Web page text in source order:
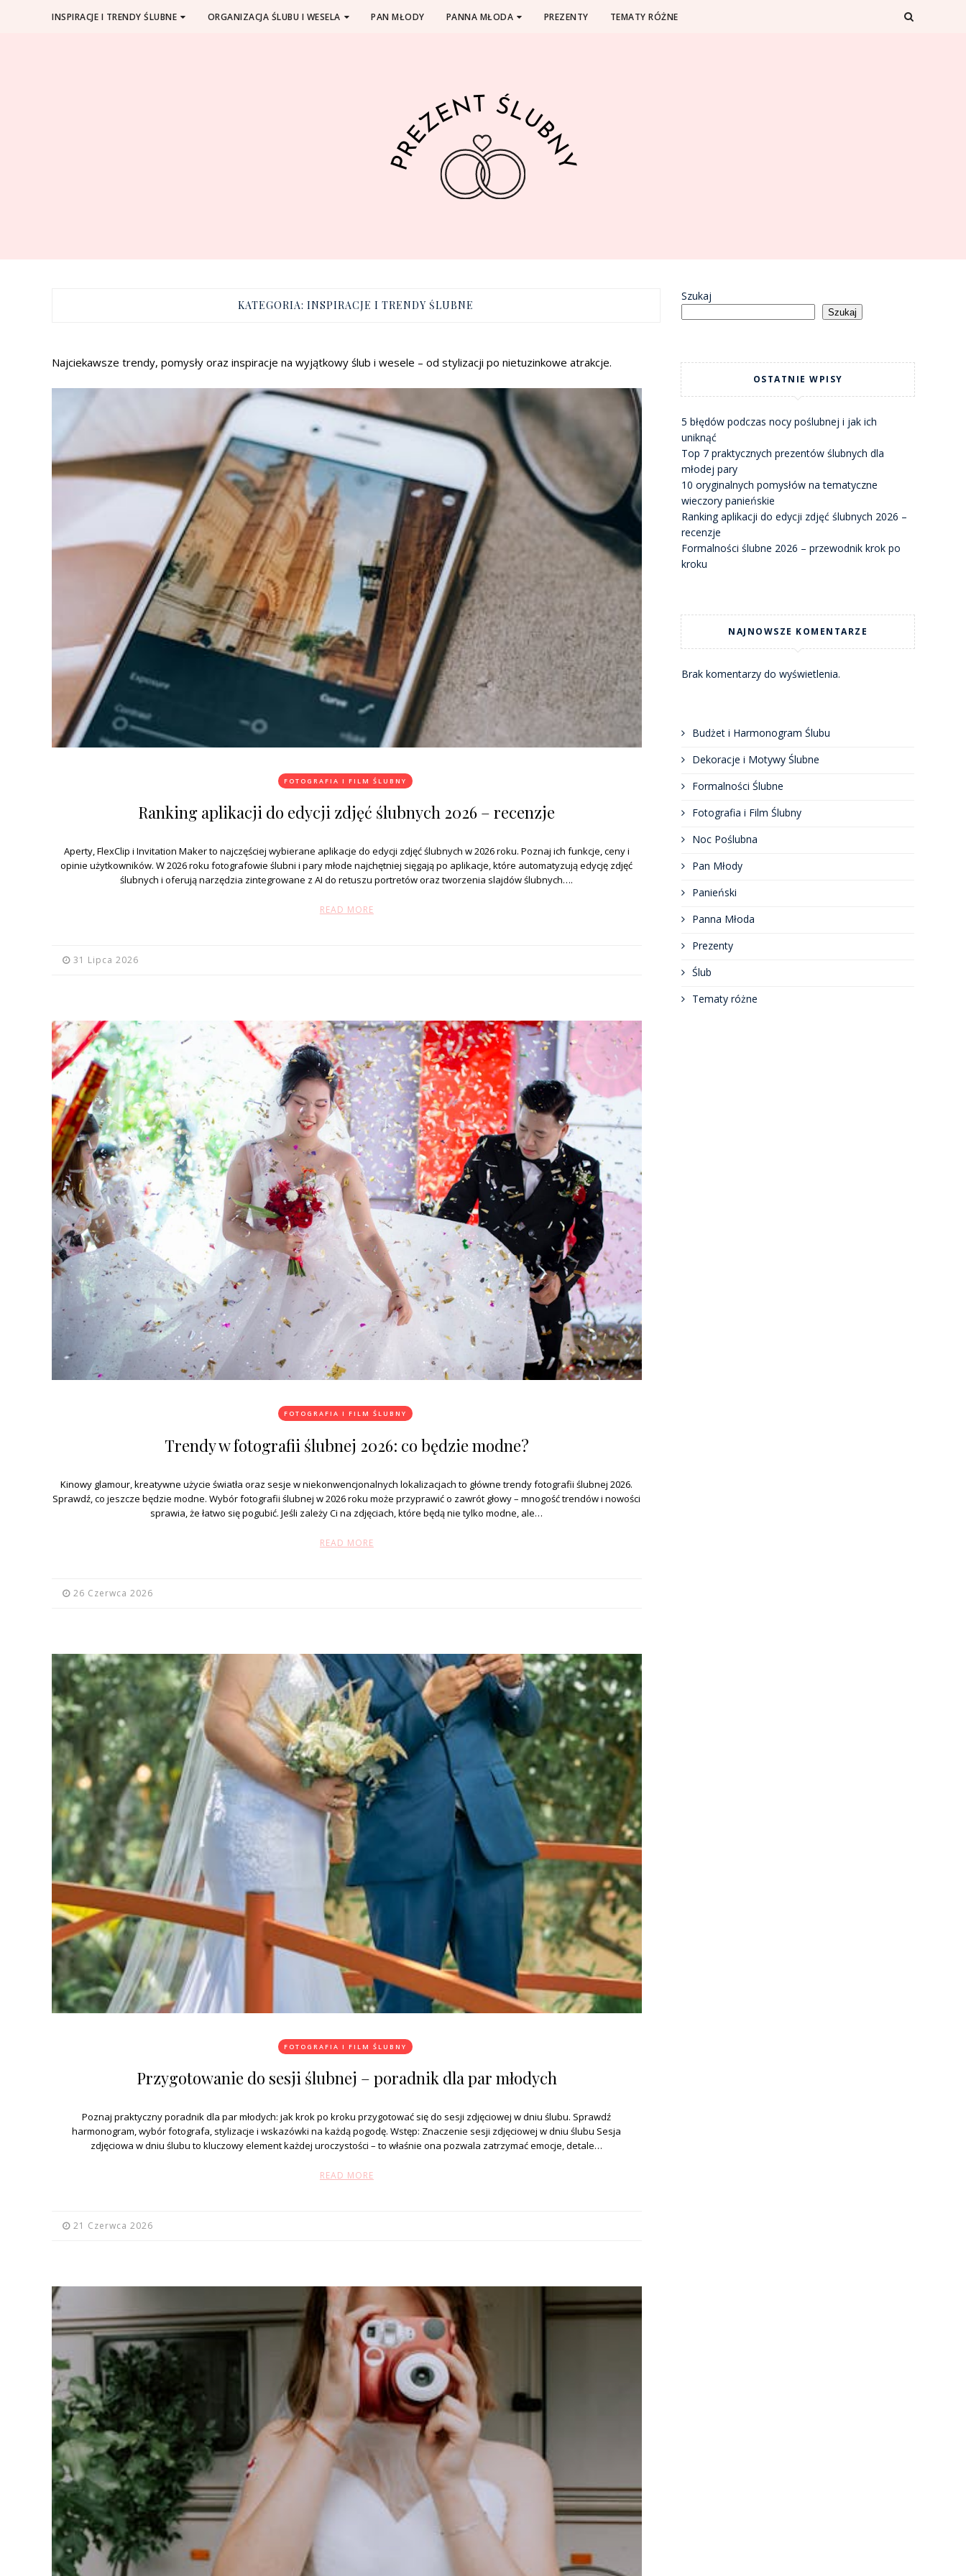
INSPIRACJE I TRENDY ŚLUBNE ORGANIZACJA ŚLUBU I WESELA PAN MŁODY PANNA MŁODA PREZENTY TEMATY RÓŻNE
KATEGORIA:INSPIRACJE I TRENDY ŚLUBNE
Najciekawsze trendy, pomysły oraz inspiracje na wyjątkowy ślub i wesele – od stylizacji po nietuzinkowe atrakcje.
FOTOGRAFIA I FILM ŚLUBNY
Ranking aplikacji do edycji zdjęć ślubnych 2026 – recenzje
Aperty, FlexClip i Invitation Maker to najczęściej wybierane aplikacje do edycji zdjęć ślubnych w 2026 roku. Poznaj ich funkcje, ceny i
opinie użytkowników. W 2026 roku fotografowie ślubni i pary młode najchętniej sięgają po aplikacje, które automatyzują edycję zdjęć
ślubnych i oferują narzędzia zintegrowane z AI do retuszu portretów oraz tworzenia slajdów ślubnych….
READ MORE
31 Lipca 2026
FOTOGRAFIA I FILM ŚLUBNY
Trendy w fotografii ślubnej 2026: co będzie modne?
Kinowy glamour, kreatywne użycie światła oraz sesje w niekonwencjonalnych lokalizacjach to główne trendy fotografii ślubnej 2026.
Sprawdź, co jeszcze będzie modne. Wybór fotografii ślubnej w 2026 roku może przyprawić o zawrót głowy – mnogość trendów i nowości
sprawia, że łatwo się pogubić. Jeśli zależy Ci na zdjęciach, które będą nie tylko modne, ale…
READ MORE
26 Czerwca 2026
FOTOGRAFIA I FILM ŚLUBNY
Przygotowanie do sesji ślubnej – poradnik dla par młodych
Poznaj praktyczny poradnik dla par młodych: jak krok po kroku przygotować się do sesji zdjęciowej w dniu ślubu. Sprawdź
harmonogram, wybór fotografa, stylizacje i wskazówki na każdą pogodę. Wstęp: Znaczenie sesji zdjęciowej w dniu ślubu Sesja
zdjęciowa w dniu ślubu to kluczowy element każdej uroczystości – to właśnie ona pozwala zatrzymać emocje, detale…
READ MORE
21 Czerwca 2026
Szukaj
Szukaj
OSTATNIE WPISY
5 błędów podczas nocy poślubnej i jak ich
uniknąć
Top 7 praktycznych prezentów ślubnych dla
młodej pary
10 oryginalnych pomysłów na tematyczne
wieczory panieńskie
Ranking aplikacji do edycji zdjęć ślubnych 2026 –
recenzje
Formalności ślubne 2026 – przewodnik krok po
kroku
NAJNOWSZE KOMENTARZE
Brak komentarzy do wyświetlenia.
Budżet i Harmonogram Ślubu
Dekoracje i Motywy Ślubne
Formalności Ślubne
Fotografia i Film Ślubny
Noc Poślubna
Pan Młody
Panieński
Panna Młoda
Prezenty
Ślub
Tematy różne